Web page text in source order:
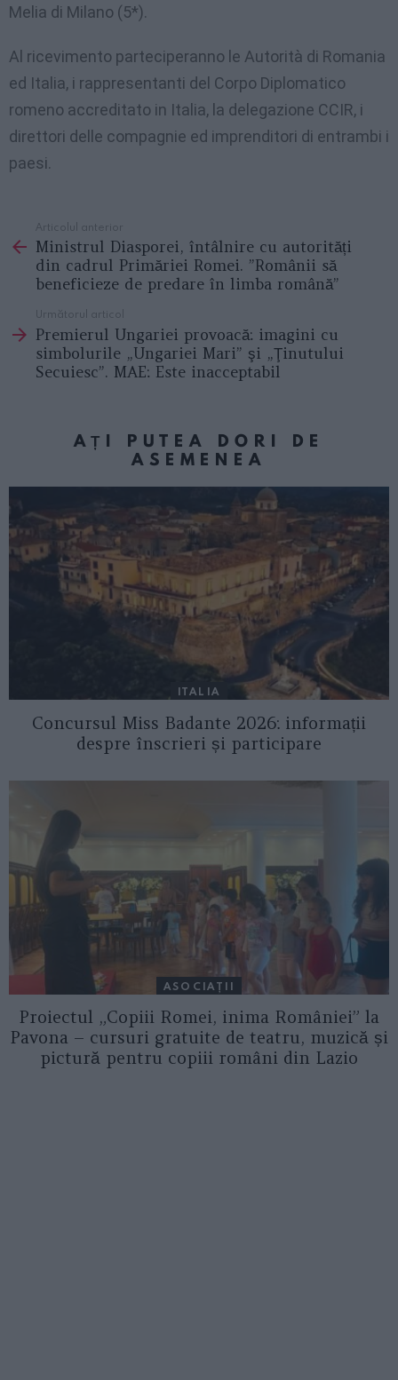
Melia di Milano (5*).
Al ricevimento parteciperanno le Autorità di Romania
ed Italia, i rappresentanti del Corpo Diplomatico
romeno accreditato in Italia, la delegazione CCIR, i
direttori delle compagnie ed imprenditori di entrambi i
paesi.
more
Articolul anterior
Ministrul Diasporei, întâlnire cu autorități
din cadrul Primăriei Romei. ”Românii să
beneficieze de predare în limba română”
Următorul articol
Premierul Ungariei provoacă: imagini cu
simbolurile „Ungariei Mari” şi „Ţinutului
Secuiesc”. MAE: Este inacceptabil
AȚI PUTEA DORI DE
ASEMENEA
ITALIA
Concursul Miss Badante 2026: informații
despre înscrieri și participare
ASOCIAŢII
Proiectul „Copiii Romei, inima României” la
Pavona – cursuri gratuite de teatru, muzică și
pictură pentru copiii români din Lazio